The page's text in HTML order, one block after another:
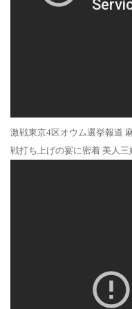
激戦東京4区オウム選挙報道
戦打ち上げの宴に密着 美人